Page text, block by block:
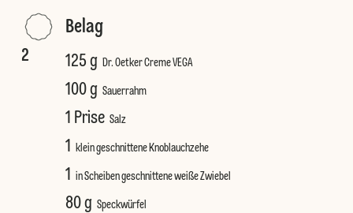
2
Belag
125 g Dr. Oetker Creme VEGA
100 g Sauerrahm
1 Prise Salz
1 klein geschnittene Knoblauchzehe
1 in Scheiben geschnittene weiße Zwiebel
80 g Speckwürfel